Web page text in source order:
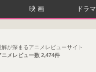
映画 ドラマ
解が深まるアニメレビューサイト
ニメレビュー数 2,474件